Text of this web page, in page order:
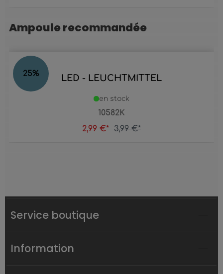
Ignorer la galerie de produits
Ampoule recommandée
25% LED - LEUCHTMITTEL
10582K
en stock
2,99 €* 3,99 €*
Service boutique
Information